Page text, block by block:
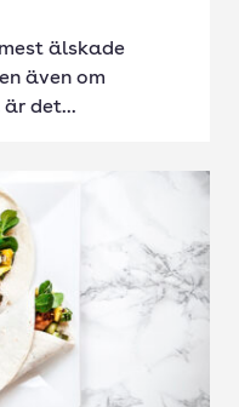
älskade
även om
det...